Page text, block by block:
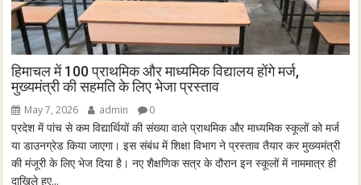
हिमाचल में 100 प्राथमिक और माध्यमिक विद्यालय होंगे मर्ज,
मुख्यमंत्री की सहमति के लिए भेजा प्रस्ताव
May 7, 2026 admin 0
प्रदेश में पांच से कम विद्यार्थियों की संख्या वाले प्राथमिक और माध्यमिक स्कूलों को मर्ज
या डाउनग्रेड किया जाएगा। इस संबंध में शिक्षा विभाग ने प्रस्ताव तैयार कर मुख्यमंत्री
की मंजूरी के लिए भेज दिया है। नए शैक्षणिक सत्र के दौरान इन स्कूलों में नाममात्र ही
दाखिले हुए...